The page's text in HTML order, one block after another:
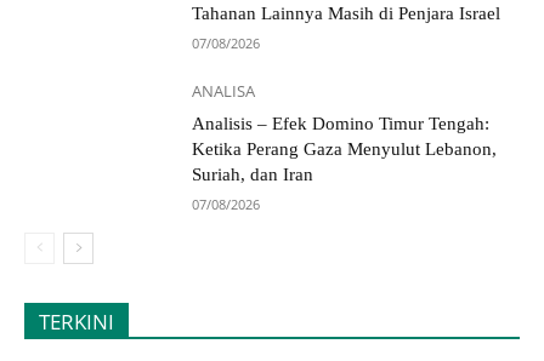
Tahanan Lainnya Masih di Penjara Israel
07/08/2026
ANALISA
Analisis – Efek Domino Timur Tengah:
Ketika Perang Gaza Menyulut Lebanon,
Suriah, dan Iran
07/08/2026
TERKINI